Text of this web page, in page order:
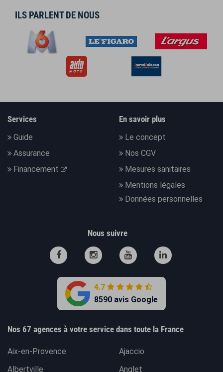
ILS PARLENT DE NOUS
Services
Guide
Assurance
Financement
En savoir plus
Le concept
Nos CGV
Mesures sanitaires
Mentions légales
Données personnelles
Nous suivre
4.7
8590 avis Google
Nos 67 agences à votre service dans toute la France
Aix-en-Provence
Ajaccio
Albertville
Anglet